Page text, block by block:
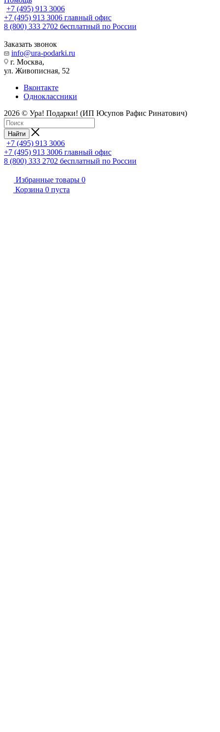
+7 (495) 913 3006
+7 (495) 913 3006 главный офис
8 (800) 333 2702 бесплатный по России
Заказать звонок
info@ura-podarki.ru
г. Москва,
ул. Живописная, 52
Вконтакте
Одноклассники
2026 © Ура! Подарки! (ИП Юсупов Рафис Ринатович)
Найти
+7 (495) 913 3006
+7 (495) 913 3006 главный офис
8 (800) 333 2702 бесплатный по России
Избранные товары 0
Корзина 0 пуста